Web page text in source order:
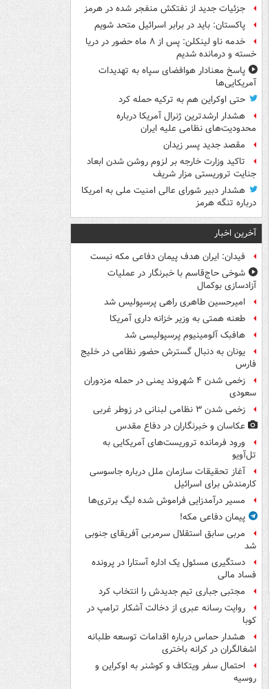
جزئیات جدید از نفتکش منفجر شده در هرمز
پاکستان: باید در برابر اسرائیل متحد شویم
خدمه ناو لینکلن: پس از ۸ ماه حضور در دریا
خسته و درمانده‌ شدیم
پاسخ معنادار هوافضای سپاه به تهدیدات
آمریکایی‌ها
حتی اوکراین هم به ترکیه حمله کرد
هشدار ارشدترین ژنرال آمریکا درباره
محدودیت‌های نظامی علیه ایران
مقصد جدید پسر زیدان
تاکید وزارت خارجه بر لزوم روشن شدن ابعاد
جنایت تروریستی مزار شریف
هشدار دبیر شورای عالی امنیت ملی به امریکا
درباره تنگه هرمز
آخرین اخبار
فیدان: ایران هدف پیمان دفاعی مکه نیست
شوخی حاج‌قاسم با خبرنگار در عملیات
آزادسازی بوکمال
امیرحسین طاهری راهی پرسپولیس شد
طعنه همتی به وزیر خزانه داری آمریکا
هافبک آلومینیوم پرسپولیسی شد
یونان به دنبال گسترش حضور نظامی در خلیج
فارس
زخمی شدن ۴ شهروند یمنی در حمله مزدوران
سعودی
زخمی شدن ۳ نظامی لبنانی در زوطر غربی
عکاسان و خبرنگاران در دفاع مقدس
ورود فرمانده تروریست‌های آمریکایی به
تل‌آویو
آغاز تحقیقات سازمان ملل درباره جاسوسی
کارمندش برای اسرائیل
مسیر درآمدزایی فراموش شده لیگ برتری‌ها
پیمان دفاعی مکه!
مربی سابق استقلال سرمربی آفریقای جنوبی
شد
دستگیری مسئول یک اداره آستارا در پرونده
فساد مالی
مجتبی جباری تیم جدیدش را انتخاب کرد
روایت رسانه عبری از دخالت آشکار ترامپ در
کوبا
هشدار حماس درباره اقدامات توسعه طلبانه
اشغالگران در کرانه باختری
احتمال سفر ویتکاف و کوشنر به اوکراین و
روسیه